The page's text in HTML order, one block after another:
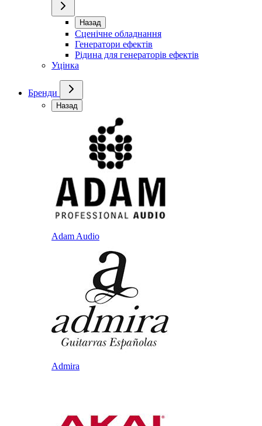
Назад
Сценічне обладнання
Генератори ефектів
Рідина для генераторів ефектів
Уцінка
Бренди
Назад
Adam Audio
Admira